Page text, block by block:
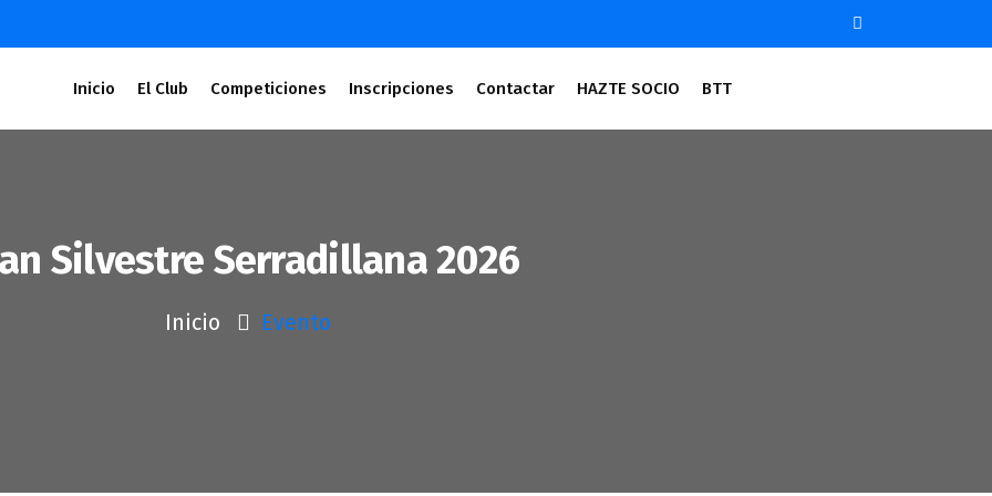
Inicio
El Club Competiciones Inscripciones Contactar HAZTE SOCIO BTT
Silvestre Serradillana 2026
Inicio Evento